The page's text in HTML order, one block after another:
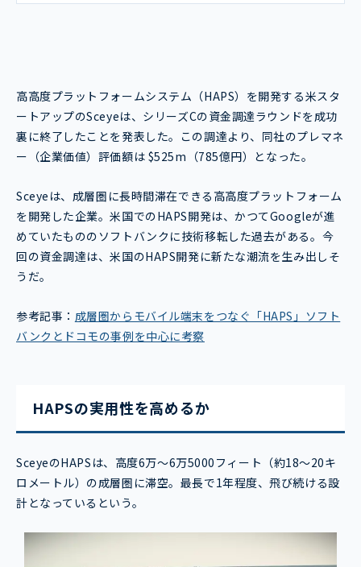
高高度プラットフォームシステム（HAPS）を開発する米スタ
ートアップのSceyeは、シリーズCの資金調達ラウンドを成功
裏に終了したことを発表した。この調達より、同社のプレマネ
ー（企業価値）評価額は $525m（785億円）となった。
Sceyeは、成層圏に長時間滞在できる高高度プラットフォーム
を開発した企業。米国でのHAPS開発は、かつてGoogleが進
めていたもののソフトバンクに技術移転した過去がある。今
回の資金調達は、米国のHAPS開発に新たな潮流を生み出しそ
うだ。
参考記事： 成層圏からモバイル端末をつなぐ「HAPS」ソフト
バンクとドコモの事例を中心に考察
HAPSの実用性を高めるか
SceyeのHAPSは、高度6万〜6万5000フィート（約18〜20キ
ロメートル）の成層圏に滞空。最長で1年程度、飛び続ける設
計となっているという。